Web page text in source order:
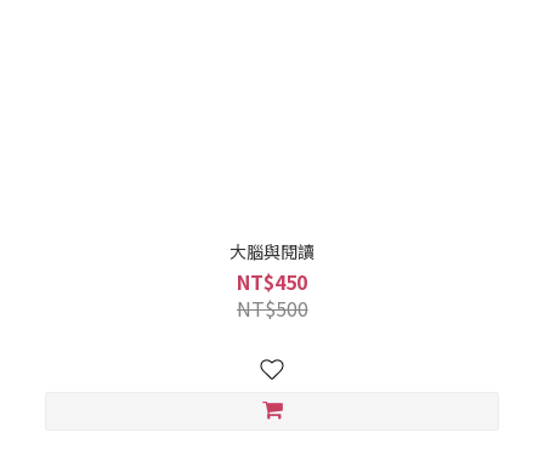
大腦與閱讀
NT$450
NT$500